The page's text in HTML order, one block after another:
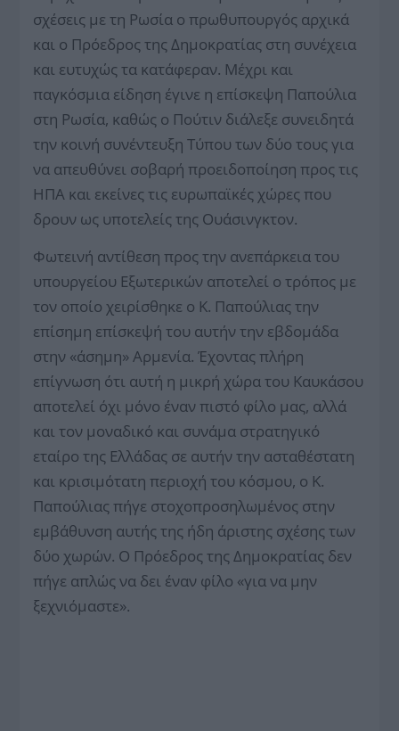
σχέσεις με τη Ρωσία ο πρωθυπουργός αρχικά
και ο Πρόεδρος της Δημοκρατίας στη συνέχεια
και ευτυχώς τα κατάφεραν. Μέχρι και
παγκόσμια είδηση έγινε η επίσκεψη Παπούλια
στη Ρωσία, καθώς ο Πούτιν διάλεξε συνειδητά
την κοινή συνέντευξη Τύπου των δύο τους για
να απευθύνει σοβαρή προειδοποίηση προς τις
ΗΠΑ και εκείνες τις ευρωπαϊκές χώρες που
δρουν ως υποτελείς της Ουάσινγκτον.
Φωτεινή αντίθεση προς την ανεπάρκεια του
υπουργείου Εξωτερικών αποτελεί ο τρόπος με
τον οποίο χειρίσθηκε ο Κ. Παπούλιας την
επίσημη επίσκεψή του αυτήν την εβδομάδα
στην «άσημη» Αρμενία. Έχοντας πλήρη
επίγνωση ότι αυτή η μικρή χώρα του Καυκάσου
αποτελεί όχι μόνο έναν πιστό φίλο μας, αλλά
και τον μοναδικό και συνάμα στρατηγικό
εταίρο της Ελλάδας σε αυτήν την ασταθέστατη
και κρισιμότατη περιοχή του κόσμου, ο Κ.
Παπούλιας πήγε στοχοπροσηλωμένος στην
εμβάθυνση αυτής της ήδη άριστης σχέσης των
δύο χωρών. Ο Πρόεδρος της Δημοκρατίας δεν
πήγε απλώς να δει έναν φίλο «για να μην
ξεχνιόμαστε».